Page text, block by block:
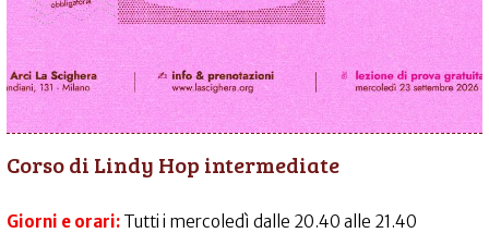
Corso di Lindy Hop intermediate
Giorni e orari: Tutti i mercoledì dalle 20.40 alle 21.40